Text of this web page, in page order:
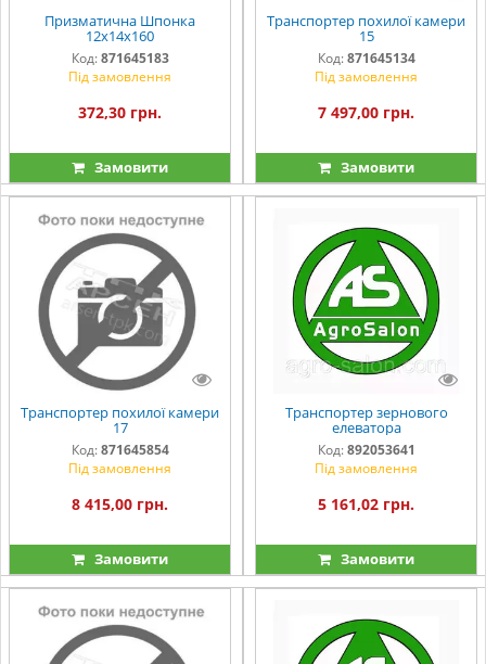
Призматична Шпонка
12х14х160
Код: 871645183
Під замовлення
372,30 грн.
Замовити
Транспортер похилої камери
15
Код: 871645134
Під замовлення
7 497,00 грн.
Замовити
Транспортер похилої камери
17
Код: 871645854
Під замовлення
8 415,00 грн.
Замовити
Транспортер зернового
елеватора
Код: 892053641
Під замовлення
5 161,02 грн.
Замовити